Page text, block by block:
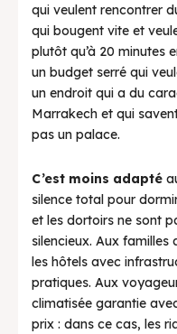
qui veulent rencontrer
qui bougent vite et
plutôt qu’à 20 minutes
un budget serré qui
un endroit qui a du
Marrakech et qui
pas un palace.
C’est moins adapté
silence total pour
et les dortoirs ne sont
silencieux. Aux
les hôtels avec
pratiques. Aux
climatisée garantie
prix : dans ce cas, les